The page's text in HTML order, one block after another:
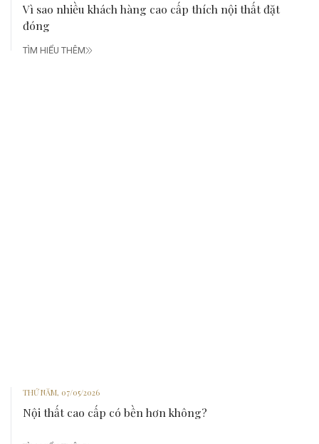
Vì sao nhiều khách hàng cao cấp thích nội thất đặt
đóng
TÌM HIỂU THÊM
THỨ NĂM, 07/05/2026
Nội thất cao cấp có bền hơn không?